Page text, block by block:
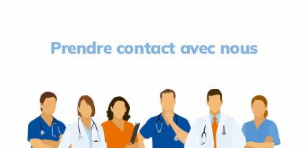
Prendre contact avec nous